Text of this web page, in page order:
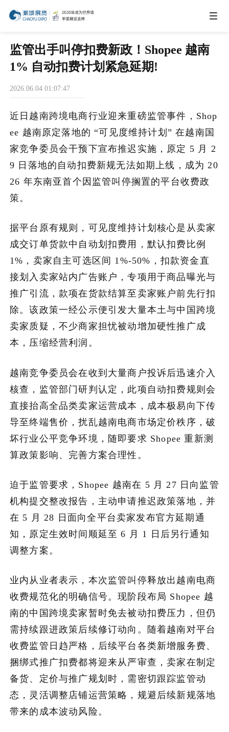
IEAE
IGHE
CHWE
商务合作
加入潮域
监管出手叫停扣费新政！Shopee 越南
1% 自动扣费计划紧急延期!
2026.06.04 01:07:47
近日越南跨境电商行业迎来重磅监管事件，Shop
ee 越南原定落地的 “可见度维持计划” 在越南国
家竞争委员会干预下宣布推迟实施，原定 5 月 2
9 日落地的自动扣费新规无法如期上线，成为 20
26 年东南亚首个因监管叫停搁置的平台收费政
策。
据平台原有规则，可见度维持计划核心是从卖家
成交订单货款中自动划扣费用，默认扣费比例
1%，卖家自主可选区间 1%-50%，扣款资金直
接划入卖家站内广告账户，专项用于商品曝光与
推广引流，款项在货款结算至卖家账户前先行扣
除。该政策一经公示便引发大量本土与中国跨境
卖家质疑，不少商家担忧被动增加硬性推广成
本，压缩经营利润。
越南竞争委员会在收到大量商户投诉后迅速介入
核查，监管部门研判认定，此项自动扣费规则会
直接抬高全品类卖家运营成本，成本极易向下传
导至终端售价，扰乱越南电商市场定价秩序，破
坏行业公平竞争环境，随即要求 Shopee 重新测
算政策影响、完善方案合理性。
迫于监管要求，Shopee 越南在 5 月 27 日向监管
机构提交整改报告，主动申请推迟政策落地，并
在 5 月 28 日面向全平台卖家发布官方延期通
知，原定生效时间顺延至 6 月 1 日后另行通知
调整方案。
业内从业者表示，本次监管叫停释放出越南电商
收费规范化的明确信号。现阶段布局 Shopee 越
南的中国跨境卖家暂时免去被动扣费压力，但仍
需持续跟进政策后续修订动向。随着越南对平台
收费监管日趋严格，后续平台各类新增服务费、
捆绑式推广扣费都将迎来从严审查，卖家在制定
备货、定价与推广规划时，需密切跟踪监管动
态，灵活调整店铺运营策略，规避后续新规落地
带来的成本波动风险。